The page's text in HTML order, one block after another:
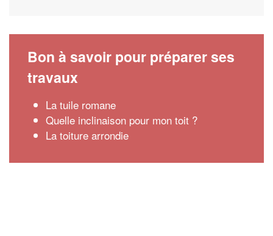
Bon à savoir pour préparer ses
travaux
La tuile romane
Quelle inclinaison pour mon toit ?
La toiture arrondie